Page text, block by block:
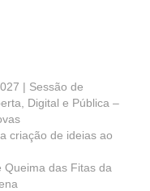
| Sessão de
Digital e Pública –
criação de ideias ao
Queima das Fitas da